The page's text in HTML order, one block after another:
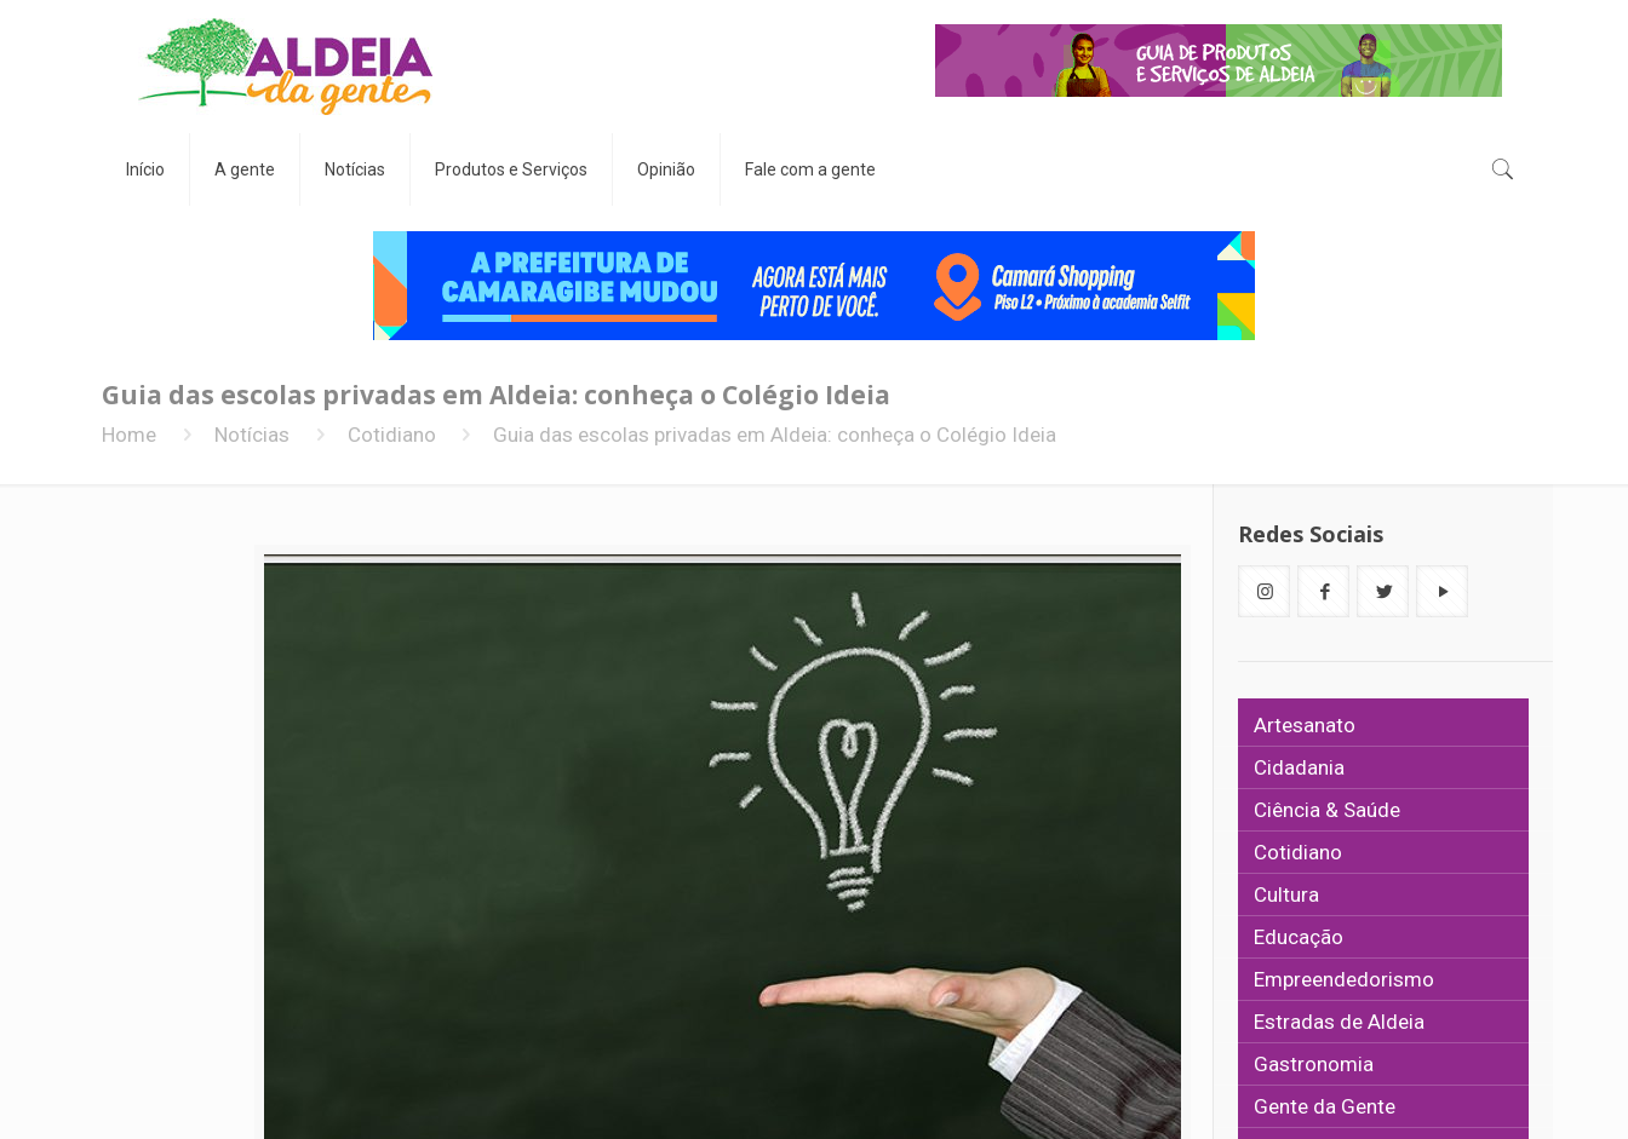
Início A gente Notícias Produtos e Serviços Opinião Fale com a gente
Guia das escolas privadas em Aldeia: conheça o Colégio Ideia
Home Notícias Cotidiano Guia das escolas privadas em Aldeia: conheça o Colégio Ideia
Redes Sociais
Artesanato
Cidadania
Ciência & Saúde
Cotidiano
Cultura
Educação
Empreendedorismo
Estradas de Aldeia
Gastronomia
Gente da Gente